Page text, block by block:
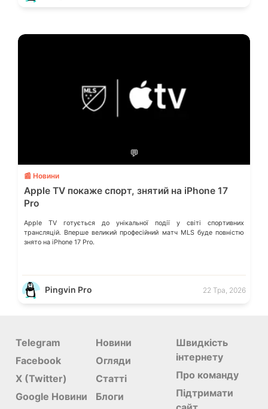
💬
📰 Новини
Apple TV покаже спорт, знятий на iPhone 17
Pro
Apple TV готується до унікальної події у світі спортивних
трансляцій. Вперше великий професійний матч MLS буде повністю
знято на iPhone 17 Pro.
Pingvin Pro 22 Тра, 2026
Telegram
Facebook
X (Twitter)
Google Новини
Новини
Огляди
Статті
Блоги
Швидкість
інтернету
Про команду
Підтримати